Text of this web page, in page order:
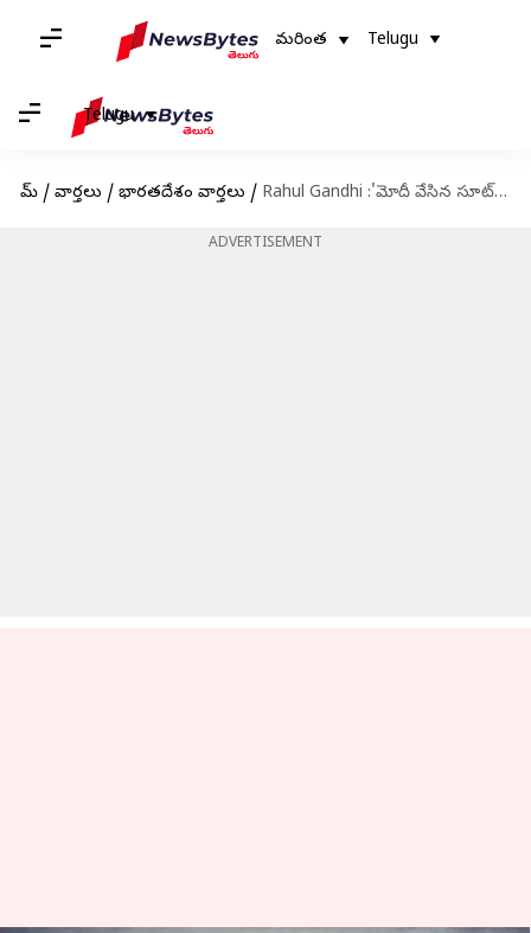
మరింత Telugu
Telugu
హోమ్ / వార్తలు / భారతదేశం వార్తలు / Rahul Gandhi :'మోదీ వేసిన సూట్ మళ్లీ వేయడు..నాకు తెల్లని టీషర్టు చాలు'
ADVERTISEMENT